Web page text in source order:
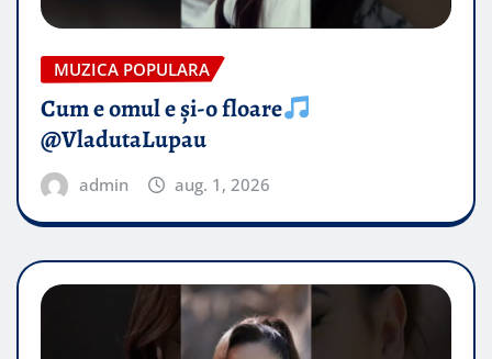
MUZICA POPULARA
Cum e omul e și-o floare
@VladutaLupau
admin aug. 1, 2026